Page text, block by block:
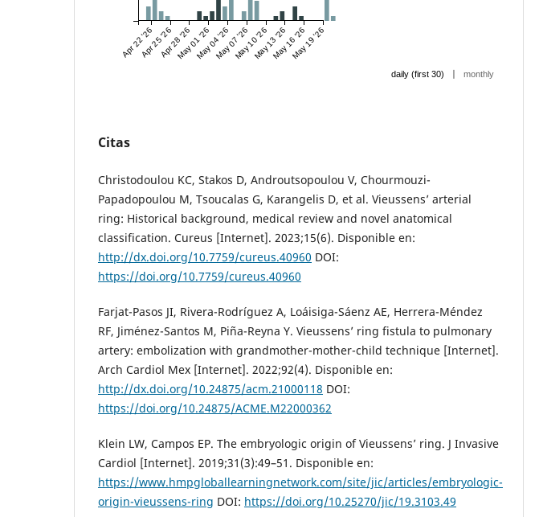
Apr 22 '26Apr 25 '26Apr 28 '26May 01 '26May 04 '26May 07 '26May 10 '26May 13 '26May 16 '26May 19 '26
daily (first 30) | monthly
Citas
Christodoulou KC, Stakos D, Androutsopoulou V, Chourmouzi-
Papadopoulou M, Tsoucalas G, Karangelis D, et al. Vieussens’ arterial
ring: Historical background, medical review and novel anatomical
classification. Cureus [Internet]. 2023;15(6). Disponible en:
http://dx.doi.org/10.7759/cureus.40960 DOI:
https://doi.org/10.7759/cureus.40960
Farjat-Pasos JI, Rivera-Rodríguez A, Loáisiga-Sáenz AE, Herrera-Méndez
RF, Jiménez-Santos M, Piña-Reyna Y. Vieussens’ ring fistula to pulmonary
artery: embolization with grandmother-mother-child technique [Internet].
Arch Cardiol Mex [Internet]. 2022;92(4). Disponible en:
http://dx.doi.org/10.24875/acm.21000118 DOI:
https://doi.org/10.24875/ACME.M22000362
Klein LW, Campos EP. The embryologic origin of Vieussens’ ring. J Invasive
Cardiol [Internet]. 2019;31(3):49–51. Disponible en:
https://www.hmpgloballearningnetwork.com/site/jic/articles/embryologic-
origin-vieussens-ring DOI: https://doi.org/10.25270/jic/19.3103.49